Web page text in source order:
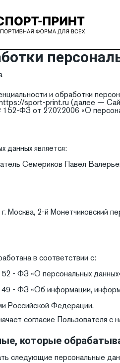
и обработки
sport-print.ru (далее —
ФЗ от 27.07.2006 «О
данных является:
Семериков Павел
Москва, 2-й Монетчиковский
в соответствии с:
- ФЗ «О персональных
- ФЗ «Об информации,
Российской Федерации.
согласие Пользователя с
которые
следующие персональные